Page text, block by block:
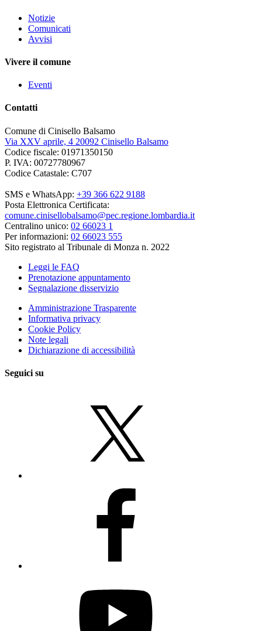
Notizie
Comunicati
Avvisi
Vivere il comune
Eventi
Contatti
Comune di Cinisello Balsamo
Via XXV aprile, 4 20092 Cinisello Balsamo
Codice fiscale: 01971350150
P. IVA: 00727780967
Codice Catastale: C707
SMS e WhatsApp: +39 366 622 9188
Posta Elettronica Certificata:
comune.cinisellobalsamo@pec.regione.lombardia.it
Centralino unico: 02 66023 1
Per informazioni: 02 66023 555
Sito registrato al Tribunale di Monza n. 2022
Leggi le FAQ
Prenotazione appuntamento
Segnalazione disservizio
Amministrazione Trasparente
Informativa privacy
Cookie Policy
Note legali
Dichiarazione di accessibilità
Seguici su